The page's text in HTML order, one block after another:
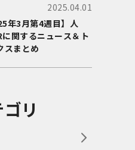
2025.04.01
年3月第4週目】人
関するニュース＆ト
スまとめ
リ